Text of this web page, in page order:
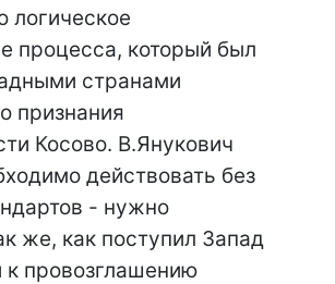
логическое
процесса, который был
странами
признания
Косово. В.Янукович
действовать без
- нужно
же, как поступил Запад
к провозглашению